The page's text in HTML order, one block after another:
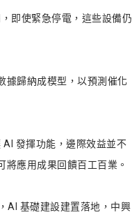
即使緊急停電，這些設備仍
據歸納成模型，以預測催化
發揮功能，邊際效益並不
應用成果回饋百工百業。
AI 基礎建設建置落地，中興